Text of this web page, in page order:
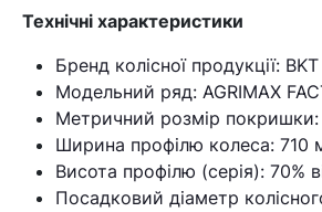
Технічні характеристики
Бренд колісної продукції: BKT
Модельний ряд: AGRIMAX
Метричний розмір покришки:
Ширина профілю колеса: 710
Висота профілю (серія): 70%
Посадковий діаметр